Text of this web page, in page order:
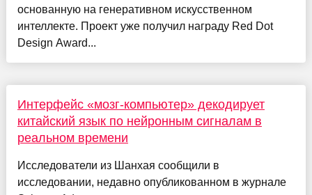
основанную на генеративном искусственном
интеллекте. Проект уже получил награду Red Dot
Design Award...
Интерфейс «мозг-компьютер» декодирует
китайский язык по нейронным сигналам в
реальном времени
Исследователи из Шанхая сообщили в
исследовании, недавно опубликованном в журнале